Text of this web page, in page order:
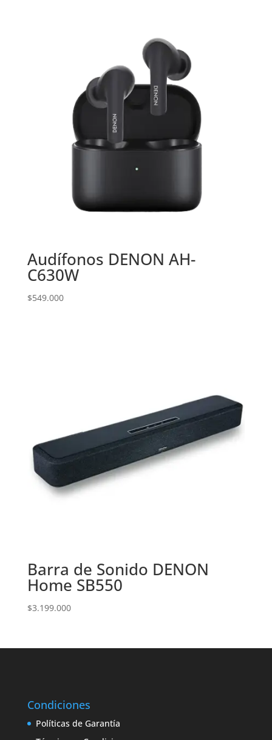
Audífonos DENON AH-
C630W
$549.000
Barra de Sonido DENON
Home SB550
$3.199.000
Condiciones
Políticas de Garantía